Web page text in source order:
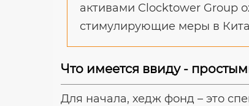
активами Clocktower Group
стимулирующие меры в
Что имеется ввиду -
Для начала, хедж фонд – это